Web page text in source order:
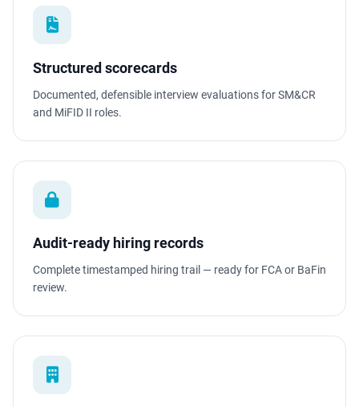
Structured scorecards
Documented, defensible interview evaluations for SM&CR
and MiFID II roles.
Audit-ready hiring records
Complete timestamped hiring trail — ready for FCA or BaFin
review.